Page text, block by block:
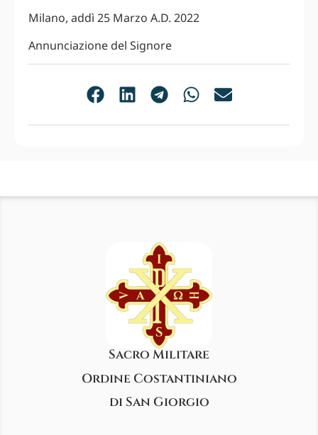
Milano, addì 25 Marzo A.D. 2022
Annunciazione del Signore
Sacro Militare
Ordine Costantiniano
di San Giorgio